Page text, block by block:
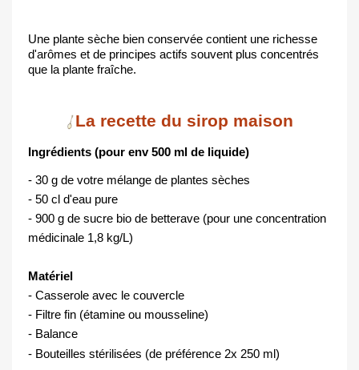
Une plante sèche bien conservée contient une richesse
d'arômes et de principes actifs souvent plus concentrés
que la plante fraîche.
La recette du sirop maison
Ingrédients (pour env 500 ml de liquide)
- 30 g de votre mélange de plantes sèches
- 50 cl d'eau pure
- 900 g de sucre bio de betterave (pour une concentration
médicinale 1,8 kg/L)
Matériel
- Casserole avec le couvercle
- Filtre fin (étamine ou mousseline)
- Balance
- Bouteilles stérilisées (de préférence 2x 250 ml)